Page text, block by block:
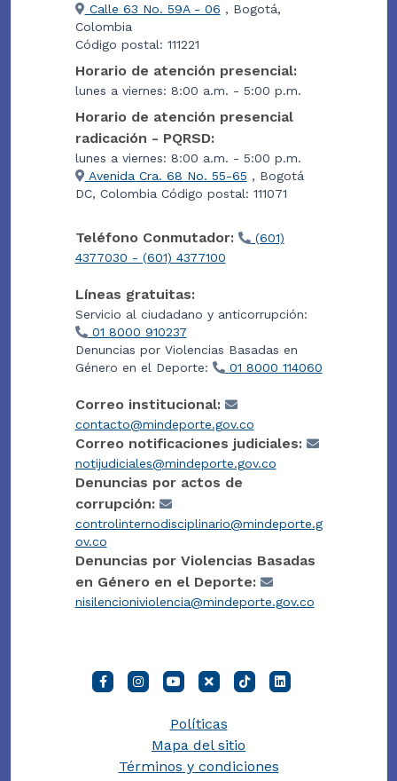
Calle 63 No. 59A - 06 , Bogotá,
Colombia
Código postal: 111221
Horario de atención presencial:
lunes a viernes: 8:00 a.m. - 5:00 p.m.
Horario de atención presencial
radicación - PQRSD:
lunes a viernes: 8:00 a.m. - 5:00 p.m.
Avenida Cra. 68 No. 55-65 , Bogotá
DC, Colombia Código postal: 111071
Teléfono Conmutador:
(601)
4377030 - (601) 4377100
Líneas gratuitas:
Servicio al ciudadano y anticorrupción:
01 8000 910237
Denuncias por Violencias Basadas en
Género en el Deporte:
01 8000 114060
Correo institucional:
contacto@mindeporte.gov.co
Correo notificaciones judiciales:
notijudiciales@mindeporte.gov.co
Denuncias por actos de
corrupción:
controlinternodisciplinario@mindeporte.g
ov.co
Denuncias por Violencias Basadas
en Género en el Deporte:
nisilencioniviolencia@mindeporte.gov.co
Políticas
Mapa del sitio
Términos y condiciones